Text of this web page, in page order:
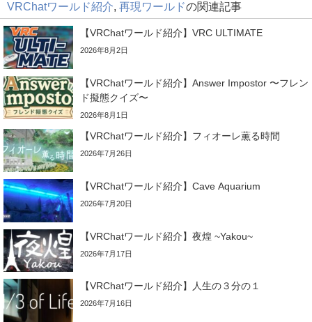
VRChatワールド紹介, 再現ワールドの関連記事
【VRChatワールド紹介】VRC ULTIMATE
2026年8月2日
【VRChatワールド紹介】Answer Impostor 〜フレン
ド擬態クイズ〜
2026年8月1日
【VRChatワールド紹介】フィオーレ薫る時間
2026年7月26日
【VRChatワールド紹介】Cave Aquarium
2026年7月20日
【VRChatワールド紹介】夜煌 ~Yakou~
2026年7月17日
【VRChatワールド紹介】人生の３分の１
2026年7月16日